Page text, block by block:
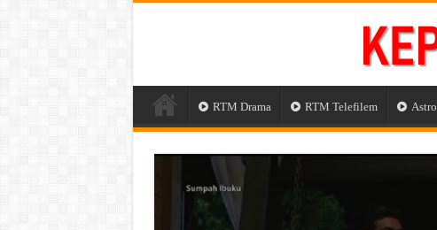
RTM Drama RTM Telefilem